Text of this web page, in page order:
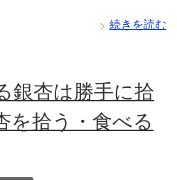
続きを読む
銀杏は勝手に拾
を拾う・食べる